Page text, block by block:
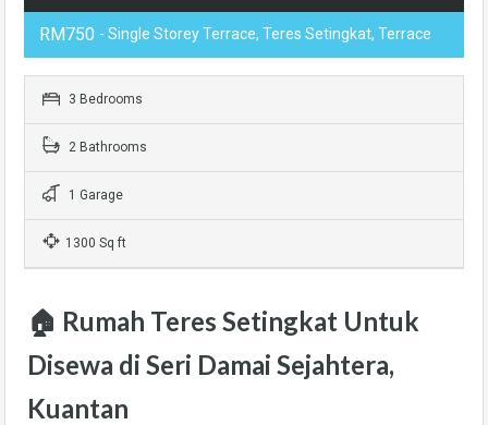
RM750 - Single Storey Terrace, Teres Setingkat, Terrace
3 Bedrooms
2 Bathrooms
1 Garage
1300 Sq ft
🏠 Rumah Teres Setingkat Untuk
Disewa di Seri Damai Sejahtera,
Kuantan